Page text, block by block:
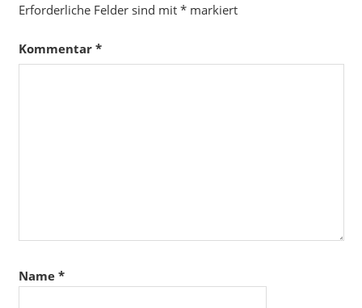
Erforderliche Felder sind mit *markiert
Kommentar *
Name *